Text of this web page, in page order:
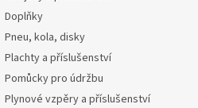
Doplňky
Pneu, kola, disky
Plachty a příslušenství
Pomůcky pro údržbu
Plynové vzpěry a příslušenství